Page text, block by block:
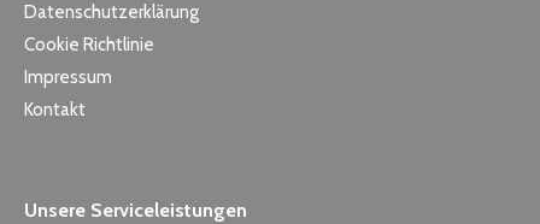
Datenschutzerklärung
Cookie Richtlinie
Impressum
Kontakt
Unsere Serviceleistungen